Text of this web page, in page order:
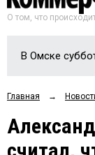
О том, что
В Омске
Главная →